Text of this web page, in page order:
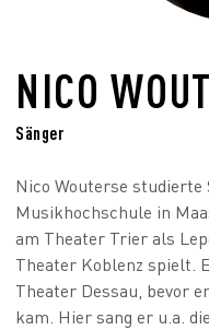
NICO
Sänger
Nico Wouterse studierte
Musikhochschule in
am Theater Trier als
Theater Koblenz spielt.
Theater Dessau, bevor
kam. Hier sang er u.a.